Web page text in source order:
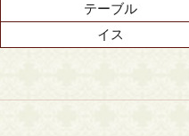
テーブル
イス